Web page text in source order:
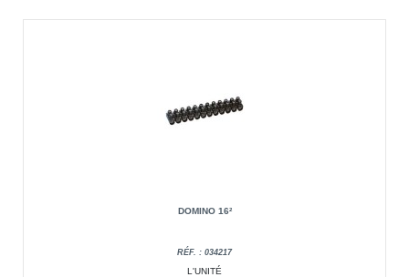
DOMINO 16²
RÉF. : 034217
L'UNITÉ